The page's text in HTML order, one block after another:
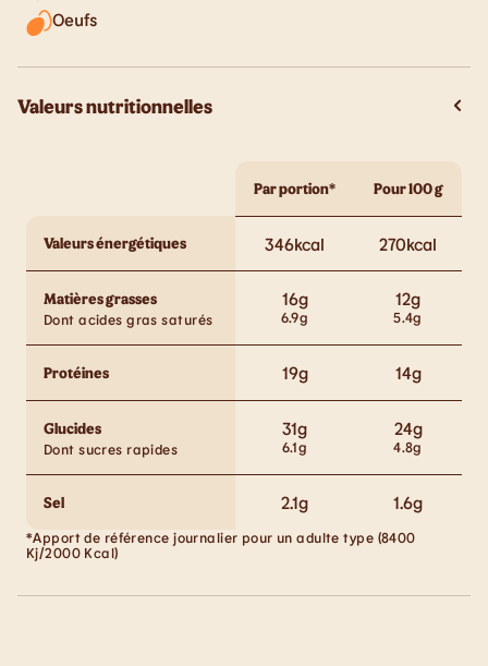
Oeufs
Valeurs nutritionnelles
Par portion* Pour 100 g
Valeurs énergétiques 346kcal 270kcal
Matières grasses 16g 12g
Dont acides gras saturés 6.9g 5.4g
Protéines 19g 14g
Glucides 31g 24g
Dont sucres rapides 6.1g 4.8g
Sel 2.1g 1.6g
*Apport de référence journalier pour un adulte type (8400
Kj/2000 Kcal)